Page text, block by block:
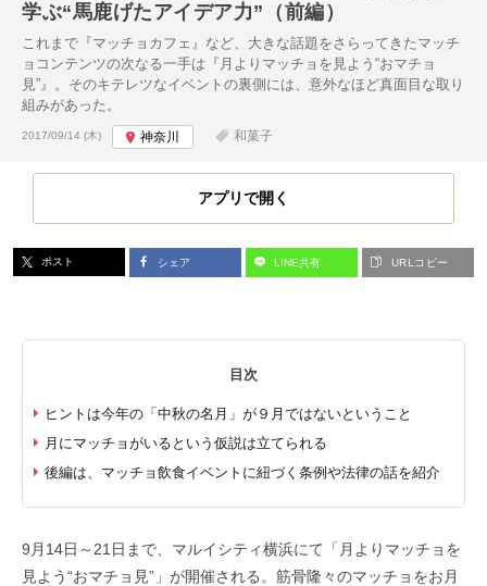
学ぶ“馬鹿げたアイデア力”（前編）
これまで『マッチョカフェ』など、大きな話題をさらってきたマッチ
ョコンテンツの次なる一手は『月よりマッチョを見よう“おマチョ
見”』。そのキテレツなイベントの裏側には、意外なほど真面目な取り
組みがあった。
投稿日:
2017/09/14 (木) 神奈川 和菓子
アプリで開く
ポスト シェア LINE共有 URLコピー
目次
ヒントは今年の「中秋の名月」が９月ではないということ
月にマッチョがいるという仮説は立てられる
後編は、マッチョ飲食イベントに紐づく条例や法律の話を紹介
9月14日～21日まで、マルイシティ横浜にて「月よりマッチョを
見よう“おマチョ見”」が開催される。筋骨隆々のマッチョをお月